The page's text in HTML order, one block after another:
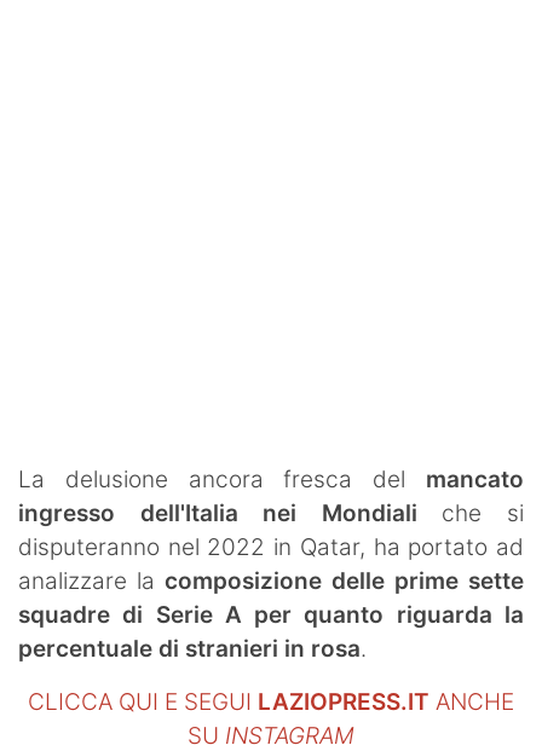
Contatti
La delusione ancora fresca del mancato
ingresso dell'Italia nei Mondiali che si
disputeranno nel 2022 in Qatar, ha portato ad
analizzare la composizione delle prime sette
squadre di Serie A per quanto riguarda la
percentuale di stranieri in rosa.
CLICCA QUI E SEGUI LAZIOPRESS.IT ANCHE
SU INSTAGRAM